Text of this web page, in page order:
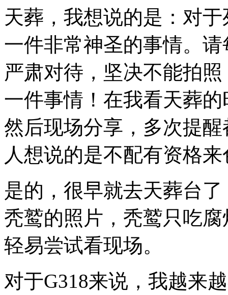
天葬，我想说的是：对
一件非常神圣的事情。
严肃对待，坚决不能拍
一件事情！在我看天葬
然后现场分享，多次提
人想说的是不配有资格
是的，很早就去天葬台
秃鹫的照片，秃鹫只吃
轻易尝试看现场。
对于G318来说，我越来